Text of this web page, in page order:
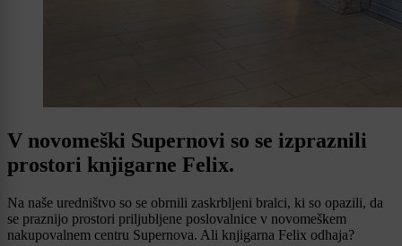
V novomeški Supernovi so se izpraznili
prostori knjigarne Felix.
Na naše uredništvo so se obrnili zaskrbljeni bralci, ki so opazili, da
se praznijo prostori priljubljene poslovalnice v novomeškem
nakupovalnem centru Supernova. Ali knjigarna Felix odhaja?